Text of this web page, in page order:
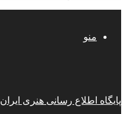
منو
پایگاه اطلاع رسانی هنری ایران